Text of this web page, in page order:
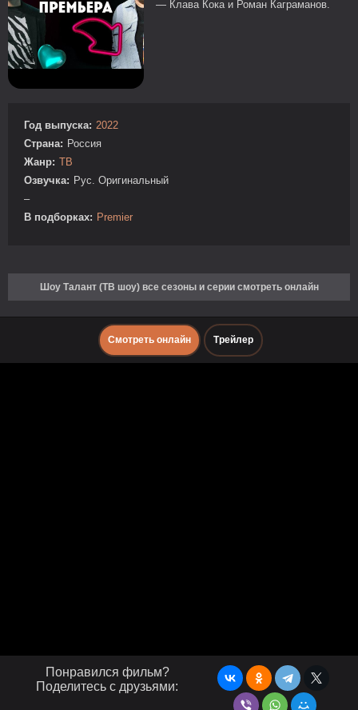
— Клава Кока и Роман Каграманов.
Год выпуска: 2022
Страна: Россия
Жанр: ТВ
Озвучка: Рус. Оригинальный
–
В подборках: Premier
Шоу Талант (ТВ шоу) все сезоны и серии смотреть онлайн
Смотреть онлайн Трейлер
Понравился фильм?
Поделитесь с друзьями: